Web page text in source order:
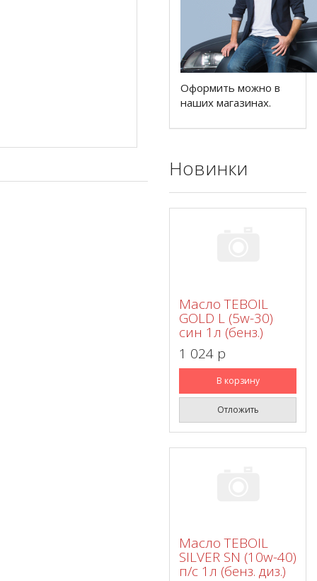
Оформить можно в
наших магазинах.
Новинки
Масло TEBOIL
GOLD L (5w-30)
син 1л (бенз.)
1 024 p
В корзину
Отложить
Масло TEBOIL
SILVER SN (10w-40)
п/с 1л (бенз. диз.)